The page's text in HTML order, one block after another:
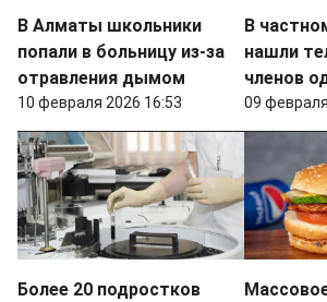
В Алматы школьники
попали в больницу из-за
отравления дымом
10 февраля 2026 16:53
В
нашли
членов
09
Более 20 подростков